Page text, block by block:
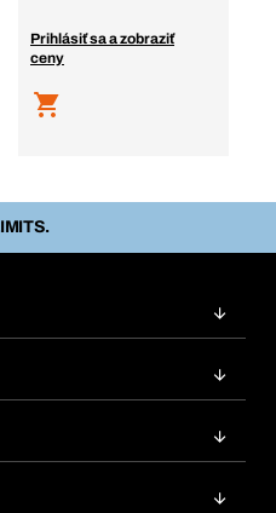
Prihlásiť sa a zobraziť
ceny